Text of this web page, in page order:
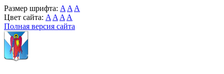
Размер шрифта: A A A
Цвет сайта: A A A A
Полная версия сайта